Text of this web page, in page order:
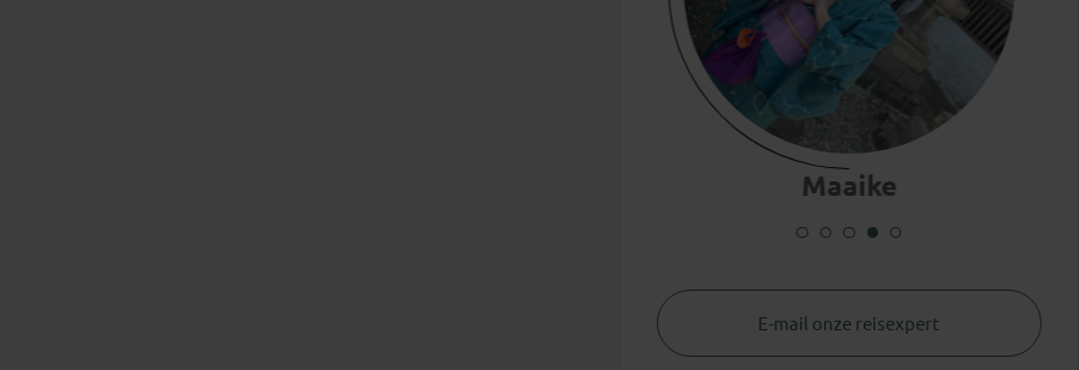
Maaike
E-mail onze reisexpert